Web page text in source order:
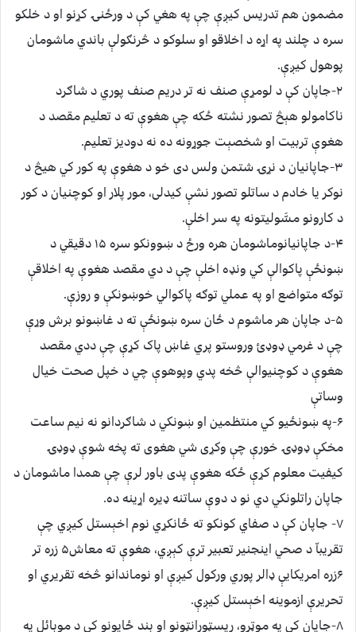
مضمون هم تدریس کیږې چې په هغي کې د ورځنۍ کړنو او د خلکو
سره د چلند په اړه د اخلاقو او سلوکو د څرنګولې باندي ماشومان
پوهول کیږې.
۲-جاپان کې د لومړې صنف نه تر دریم صنف پوري د شاګرد
ناکامولو هېڅ تصور نشته ځکه چې هغوې ته د تعلیم مقصد د
هغوې تربیت او شخصېت جوړونه ده نه دودیز تعلیم.
۳-جاپانیان د نړۍ شتمن ولس دی خو د هغوې په کور کي هيڅ د
نوکر یا خادم د ساتلو تصور نشې کیدلی، مور پلار او کوچنیان د کور
د کارونو مسَّولیتونه په سر اخلې.
۴-د جاپانیانوماشومان هره ورځ د ښوونکو سره ۱۵ دقیقي د
ښونځې پاکوالې کي ونډه اخلې چې د دي مقصد هغوې په اخلاقې
توګه متواضع او په عملي توګه پاکوالي خوښونکې و روزې.
۵-د جاپان هر ماشوم د ځان سره ښونځې ته د غاښونو برش وړې
چې د غرمي ډوډئ وروستو پري غاښ پاک کړې چې ددي مقصد
هغوې د کوچنیوالې څخه پدي وپوهوې چي د خپل صحت خیال
وساتې
۶-په ښونځیو کي منتظمین او ښونکي د شاګردانو نه نیم ساعت
مخکې ډوډۍ خورې چې وکړی شي هغوی ته پخه شوې ډوډۍ
کیفیت معلوم کړې ځکه هغوې پدی باور لرې چې همدا ماشومان د
جاپان راتلونکي دي نو د دوې ساتنه ډیره اړینه ده.
۷- جاپان کې د صفاي کونکو ته ځانکړي نوم اخېستل کیږي چې
تقریباّ د صحي اینجنیر تعبیر ترې کېږي، هغوې ته معاش۵ زره تر
۶زره امریکایې ډالر پوري ورکول کیږې او نوماندانو څخه تقريري او
تحریرې ازموینه اخېستل کیږې.
۸-جاپان کې په موټرو، ریسټورانټونو او بند ځايونو کي د موبائل په